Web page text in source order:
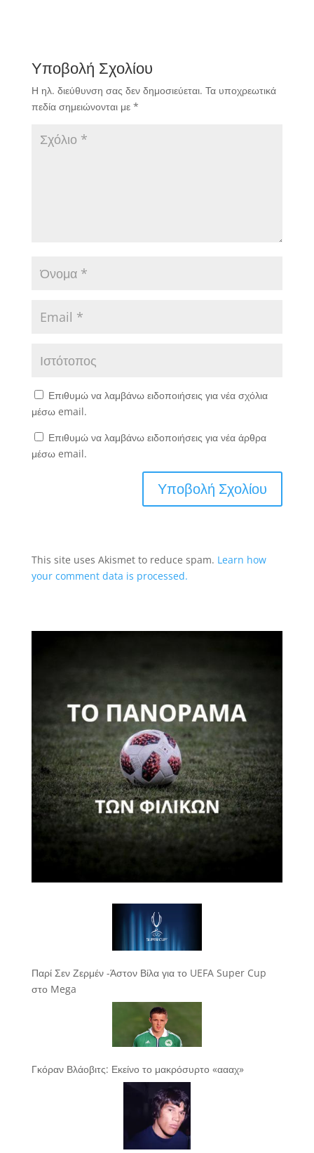
Υποβολή Σχολίου
Η ηλ. διεύθυνση σας δεν δημοσιεύεται. Τα υποχρεωτικά
πεδία σημειώνονται με *
Επιθυμώ να λαμβάνω ειδοποιήσεις για νέα σχόλια
μέσω email.
Επιθυμώ να λαμβάνω ειδοποιήσεις για νέα άρθρα
μέσω email.
This site uses Akismet to reduce spam. Learn how
your comment data is processed.
Παρί Σεν Ζερμέν -Άστον Βίλα για το UEFA Super Cup
στο Mega
Γκόραν Βλάοβιτς: Εκείνο το μακρόσυρτο «αααχ»